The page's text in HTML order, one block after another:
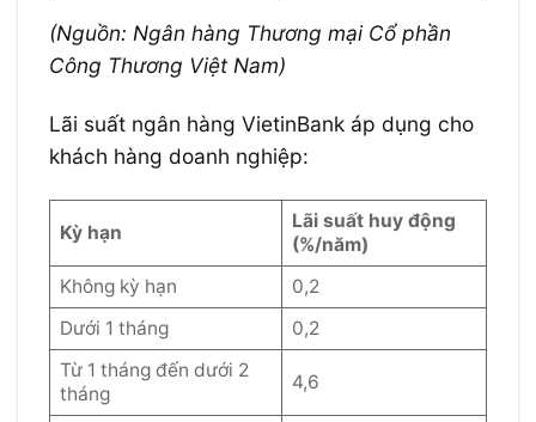
(Nguồn: Ngân hàng Thương mại Cổ phần
Công Thương Việt Nam)
Lãi suất ngân hàng VietinBank áp dụng cho
khách hàng doanh nghiệp:
Kỳ hạn
Lãi suất huy động
(%/năm)
Không kỳ hạn
0,2
Dưới 1 tháng
0,2
Từ 1 tháng đến dưới 2
tháng
4,6